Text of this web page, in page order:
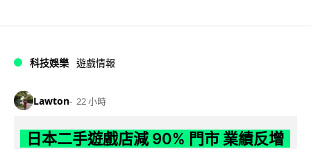
科技娛樂 遊戲情報
Lawton 22 小時
日本二手遊戲店減 90% 門市 業績反增